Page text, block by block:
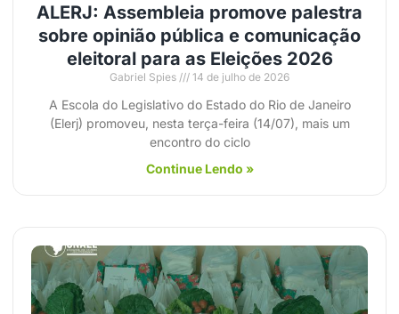
ALERJ: Assembleia promove palestra
sobre opinião pública e comunicação
eleitoral para as Eleições 2026
Gabriel Spies 14 de julho de 2026
A Escola do Legislativo do Estado do Rio de Janeiro
(Elerj) promoveu, nesta terça-feira (14/07), mais um
encontro do ciclo
Continue Lendo »